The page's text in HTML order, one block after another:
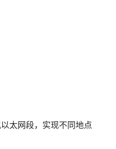
太网段，实现不同地点